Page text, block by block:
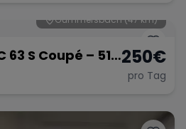
Gummersbach(47 km)
S Coupé – 510250€
pro Tag